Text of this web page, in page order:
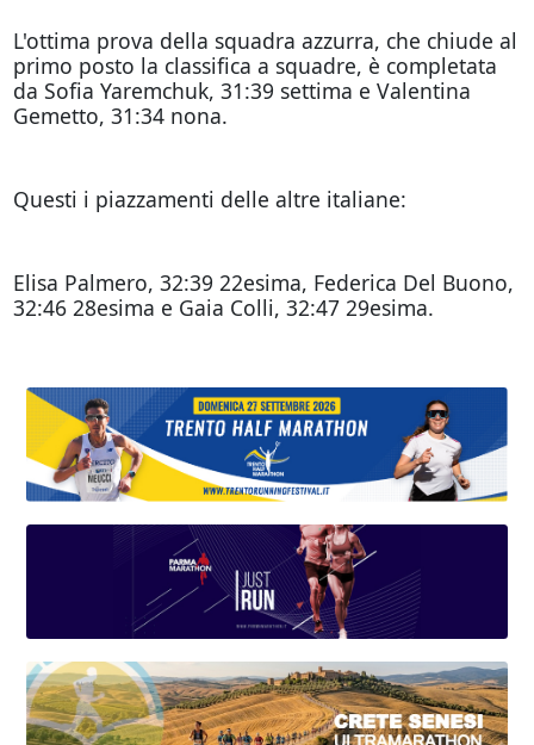
L'ottima prova della squadra azzurra, che chiude al
primo posto la classifica a squadre, è completata
da Sofia Yaremchuk, 31:39 settima e Valentina
Gemetto, 31:34 nona.
Questi i piazzamenti delle altre italiane:
Elisa Palmero, 32:39 22esima, Federica Del Buono,
32:46 28esima e Gaia Colli, 32:47 29esima.